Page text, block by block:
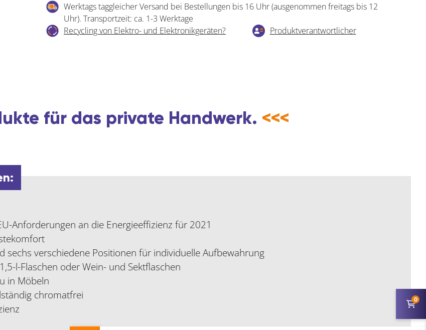
mit
Absorbertechnik
Menge
Werktags taggleicher Versand bei Bestellungen bis 16 Uhr (ausgenommen freitags bis 12
Uhr). Transportzeit: ca. 1-3 Werktage
Recycling von Elektro- und Elektronikgeräten?
Produktverantwortlicher
für das private Handwerk. <<<
Anforderungen an die Energieeffizienz für 2021
sechs verschiedene Positionen für individuelle Aufbewahrung
l-Flaschen oder Wein- und Sektflaschen
in Möbeln
chromatfrei
0